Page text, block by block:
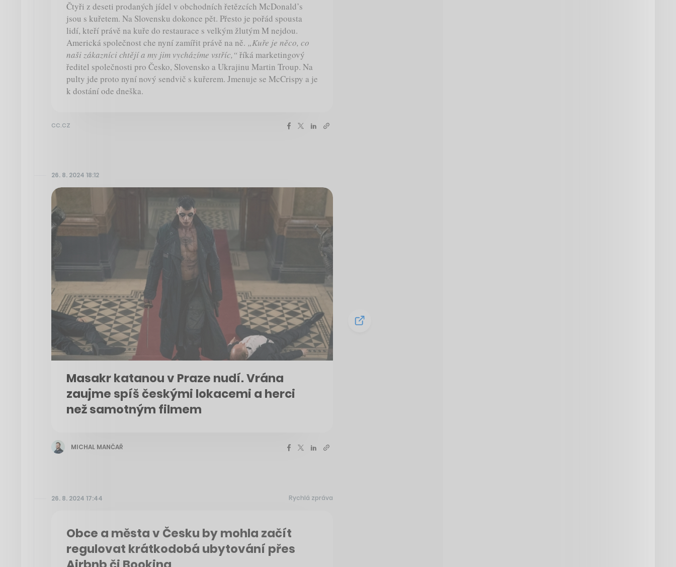
Čtyři z deseti prodaných jídel v obchodních řetězcích McDonald’s
jsou s kuřetem. Na Slovensku dokonce pět. Přesto je pořád spousta
lidí, kteří právě na kuře do restaurace s velkým žlutým M nejdou.
Americká společnost che nyní zamířit právě na ně. „Kuře je něco, co
naši zákazníci chtějí a my jim vycházíme vstříc,“říká marketingový
ředitel společnosti pro Česko, Slovensko a Ukrajinu Martin Troup. Na
pulty jde proto nyní nový sendvič s kuřerem. Jmenuje se McCrispy a je
k dostání ode dneška.
cc.cz
26. 8. 2024 18:12
Masakr katanou v Praze nudí. Vrána
zaujme spíš českými lokacemi a herci
než samotným filmem
MICHAL MANČAŘ
26. 8. 2024 17:44 Rychlá zpráva
Obce a města v Česku by mohla začít
regulovat krátkodobá ubytování přes